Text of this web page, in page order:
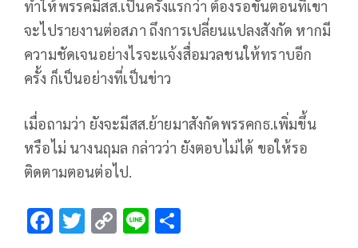
ทำให้พรรคมีสส.เป็นครั้งแรกว่า ต้องรอขั้นตอนที่เขา
จะไปรายงานต่อสภา ถึงการเปลี่ยนแปลงสังกัด หากมี
ความชัดเจนอย่างไรจะแจ้งสื่อมวลชนให้ทราบอีก
ครั้ง ก็เป็นอย่างที่เป็นข่าว
เมื่อถามว่า ยังจะมีสส.ย้ายมาสังกัดพรรคกธ.เพิ่มขึ้น
หรือไม่ นางนฤมล กล่าวว่า ยังตอบไม่ได้ ขอให้รอ
ติดตามตอนต่อไป.
F T C Li